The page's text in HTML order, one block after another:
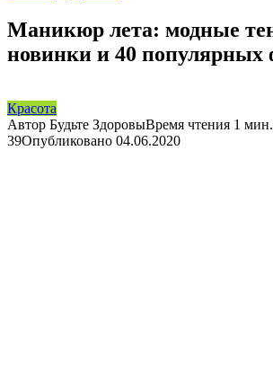
Маникюр лета: модные
новинки и 40 популярных
Красота
Автор Будьте ЗдоровыВремя чтения 1 мин.
39Опубликовано 04.06.2020